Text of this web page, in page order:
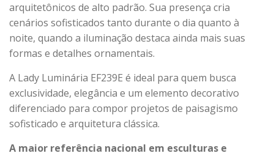
arquitetônicos de alto padrão. Sua presença cria
cenários sofisticados tanto durante o dia quanto à
noite, quando a iluminação destaca ainda mais suas
formas e detalhes ornamentais.
A Lady Luminária EF239E é ideal para quem busca
exclusividade, elegância e um elemento decorativo
diferenciado para compor projetos de paisagismo
sofisticado e arquitetura clássica.
A maior referência nacional em esculturas e